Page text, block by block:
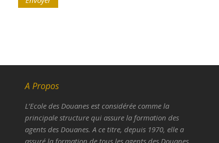
A Propos
L’Ecole des Douanes est considérée comme la
principale structure qui assure la formation des
agents des Douanes. A ce titre, depuis 1970, elle a